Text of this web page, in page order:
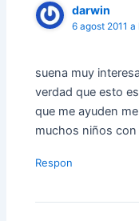
darwin
6 agost 2011 a
suena muy
verdad que esto
que me ayuden
muchos niños
Respon